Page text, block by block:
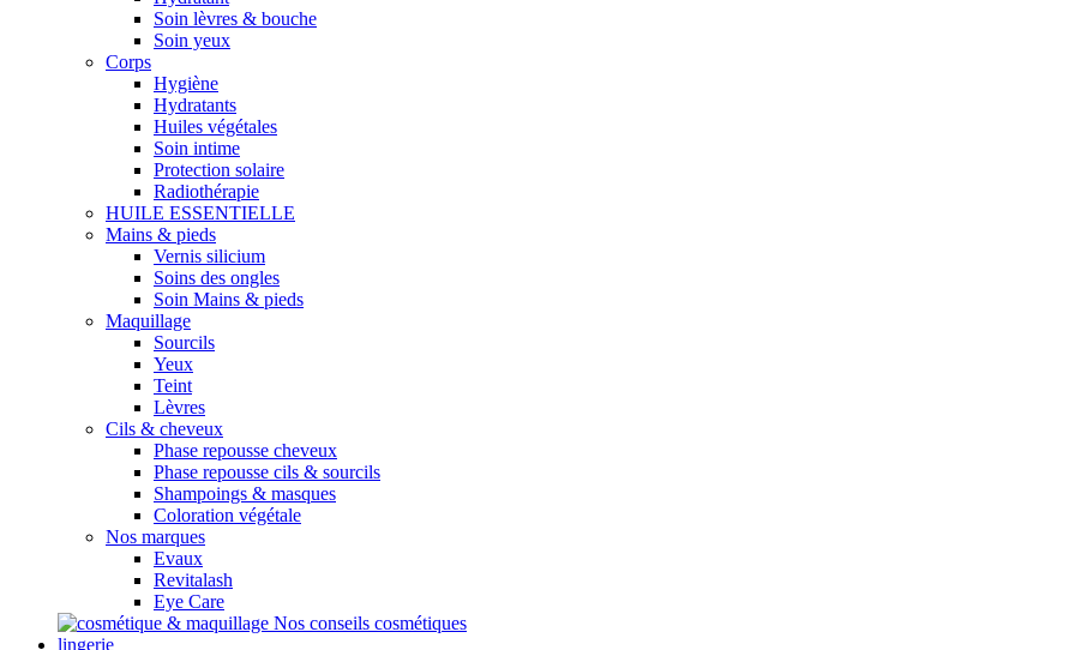
Soin lèvres & bouche
Soin yeux
Corps
Hygiène
Hydratants
Huiles végétales
Soin intime
Protection solaire
Radiothérapie
HUILE ESSENTIELLE
Mains & pieds
Vernis silicium
Soins des ongles
Soin Mains & pieds
Maquillage
Sourcils
Yeux
Teint
Lèvres
Cils & cheveux
Phase repousse cheveux
Phase repousse cils & sourcils
Shampoings & masques
Coloration végétale
Nos marques
Evaux
Revitalash
Eye Care
Nos conseils cosmétiques
lingerie